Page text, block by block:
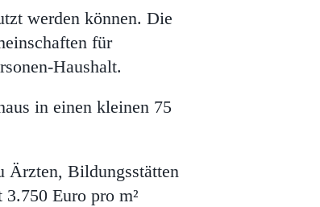
werden können. Die
für
Haushalt.
in einen kleinen 75
Ärzten, Bildungsstätten
Euro pro m²